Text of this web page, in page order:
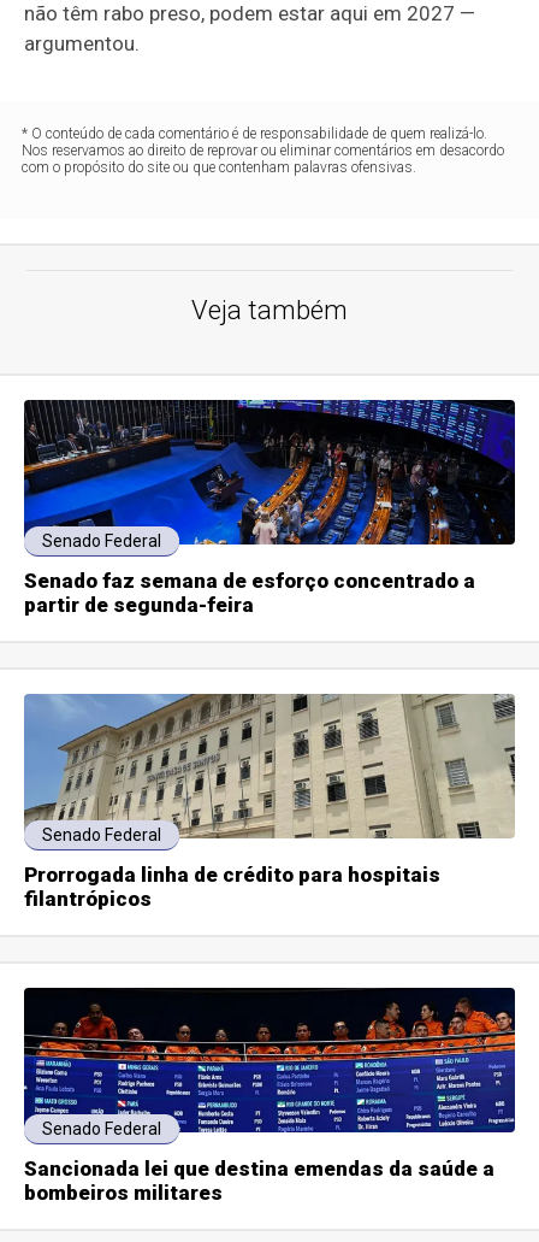
não têm rabo preso, podem estar aqui em 2027 —
argumentou.
* O conteúdo de cada comentário é de responsabilidade de quem realizá-lo.
Nos reservamos ao direito de reprovar ou eliminar comentários em desacordo
com o propósito do site ou que contenham palavras ofensivas.
Veja também
Senado Federal
Senado faz semana de esforço concentrado a
partir de segunda-feira
Senado Federal
Prorrogada linha de crédito para hospitais
filantrópicos
Senado Federal
Sancionada lei que destina emendas da saúde a
bombeiros militares